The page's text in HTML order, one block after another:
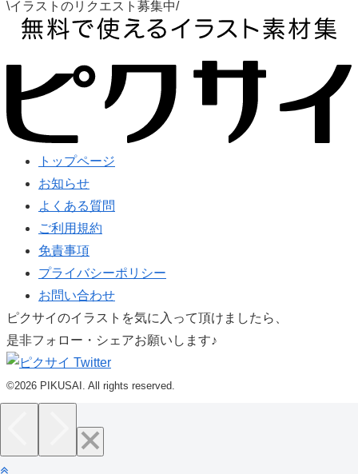
\イラストのリクエスト募集中/
トップページ
お知らせ
よくある質問
ご利用規約
免責事項
プライバシーポリシー
お問い合わせ
ピクサイのイラストを気に入って頂けましたら、
是非フォロー・シェアお願いします♪
©2026 PIKUSAI. All rights reserved.